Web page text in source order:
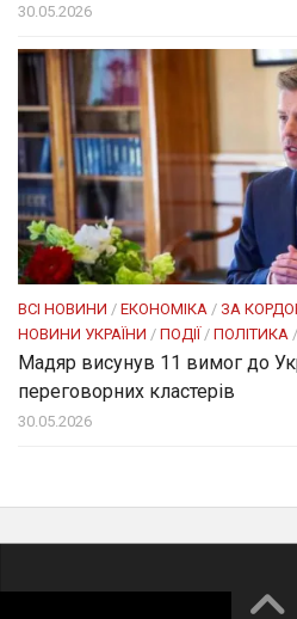
30.05.2026
ВСІ НОВИНИ / ЕКОНОМІКА / ЗА
НОВИНИ УКРАЇНИ / ПОДІЇ/ ПОЛІТИКА /
Мадяр висунув 11 вимог до
переговорних кластерів
30.05.2026